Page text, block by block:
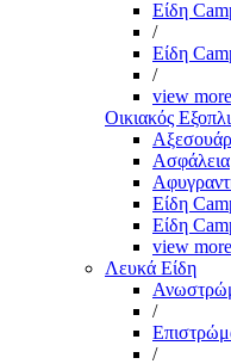
Είδη
/
Είδη
/
view more
Οικιακός
Ασφάλεια
Είδη
Είδη
view more
Λευκά Είδη
/
/